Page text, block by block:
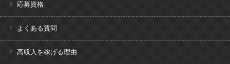
応募資格
よくある質問
高収入を稼げる理由